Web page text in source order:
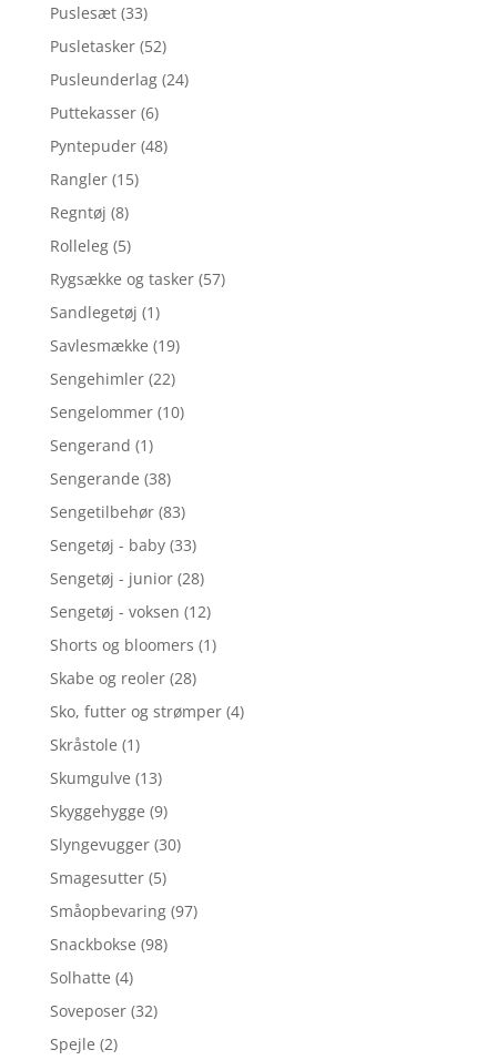
Puslesæt (33)
Pusletasker (52)
Pusleunderlag (24)
Puttekasser (6)
Pyntepuder (48)
Rangler (15)
Regntøj (8)
Rolleleg (5)
Rygsække og tasker (57)
Sandlegetøj (1)
Savlesmække (19)
Sengehimler (22)
Sengelommer (10)
Sengerand (1)
Sengerande (38)
Sengetilbehør (83)
Sengetøj - baby (33)
Sengetøj - junior (28)
Sengetøj - voksen (12)
Shorts og bloomers (1)
Skabe og reoler (28)
Sko, futter og strømper (4)
Skråstole (1)
Skumgulve (13)
Skyggehygge (9)
Slyngevugger (30)
Smagesutter (5)
Småopbevaring (97)
Snackbokse (98)
Solhatte (4)
Soveposer (32)
Spejle (2)